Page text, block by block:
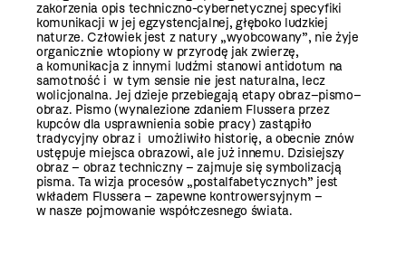
zakorzenia opis techniczno-cybernetycznej specyfiki
komunikacji w jej egzystencjalnej, głęboko ludzkiej
naturze. Człowiek jest z natury „wyobcowany”, nie żyje
organicznie wtopiony w przyrodę jak zwierzę,
a komunikacja z innymi ludźmi stanowi antidotum na
samotność i w tym sensie nie jest naturalna, lecz
wolicjonalna. Jej dzieje przebiegają etapy obraz–pismo–
obraz. Pismo (wynalezione zdaniem Flussera przez
kupców dla usprawnienia sobie pracy) zastąpiło
tradycyjny obraz i umożliwiło historię, a obecnie znów
ustępuje miejsca obrazowi, ale już innemu. Dzisiejszy
obraz – obraz techniczny – zajmuje się symbolizacją
pisma. Ta wizja procesów „postalfabetycznych” jest
wkładem Flussera – zapewne kontrowersyjnym –
w nasze pojmowanie współczesnego świata.